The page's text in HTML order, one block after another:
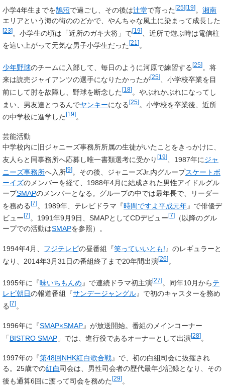
小学4年生までを鵠沼で過ごし、その後は辻堂で育った[25][19]。 湘南
エリアという海の街ののどかで、やんちゃな風土に染まって成長した
[23]。小学生の頃は「近所のガキ大将」で[19]
、近所で遊ぶ時は電信柱
を這い上がって元気な男子小学生だった [21 ] 。
少年野球のチームに入部して、毎日のように河原で練習する[25]。将
来は読売ジャイアンツの選手になりたかったが[25]
、小学校卒業を目
前にして肘を故障し、野球を断念した[18]。やぶれかぶれになってし
まい、男友達とつるんでヤンキーになる[25]
。小学校を卒業後、近所
の中学校に進学した [19] 。
芸能活動
中学校内に旧ジャニーズ事務所所属の生徒がいたことをきっかけに、
友人らと同事務所へ応募し唯一書類選考に受かり [19] 、1987年にジャ
ニーズ事務所へ入所[9] 。その後、ジャニーズJr.内グループスケートボ
ーイズのメンバーを経て、1988年4月に結成された男性アイドルグル
ープSMAPのメンバーとなる。グループの中では最年長で、リーダー
を務める[7]。1989年、テレビドラマ『時間ですよ平成元年』で俳優デ
ビュー[7] 。1991年9月9日、SMAPとしてCDデビュー[7]
（以降のグル
ープでの活動はSMAPを参照）。
1994年4月、 フジテレビの昼番組『笑っていいとも! 』のレギュラーと
なり、2014年3月31日の番組終了まで20年間出演[26]。
1995年に『味いちもんめ 』で連続ドラマ初主演[27]。同年10月からテ
レビ朝日の報道番組『サンデージャングル』で初のキャスターを務め
る[7]。
1996年に『SMAP×SMAP』が放送開始。番組のメインコーナー
「BISTRO SMAP 」では、進行役であるオーナーとして出演[28]。
1997年の『第48回NHK紅白歌合戦』で、初の白組司会に抜擢され
る。25歳での紅白司会は、男性司会者の歴代最年少記録となり、その
後も通算6回に渡って司会を務めた [29] 。